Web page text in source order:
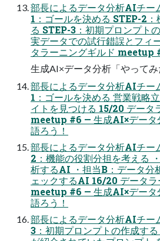
部長によるデータ分析AIチー
1：ゴールを決める STEP-2：
る STEP-3：初期プロンプト
実データでの試行錯誤とフィ
タラーニングギルド meetup
生成AI×データ分析「やってみ
部長によるデータ分析AIチー
1：ゴールを決める 営業戦略
イトを見つける 15/20 データ
meetup #6 — 生成AI×データ
語ろう！
部長によるデータ分析AIチー
2：機能の役割分担を考える
析するAI ・担当B：データ分
ェックするAI 16/20 データラ
meetup #6 — 生成AI×データ
語ろう！
部長によるデータ分析AIチー
3：初期プロンプトの作成す